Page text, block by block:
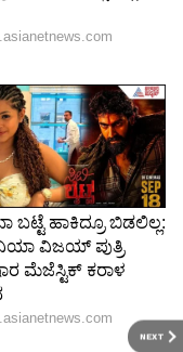
NEXT
ಗಮನ ಹರಿಸಿ.
ಯಾವುದೇ
ಯುವಕರು